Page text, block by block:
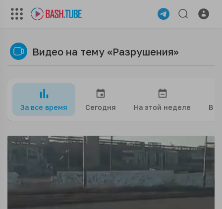
Видео на тему «Разрушения»
За все время Сегодня На этой неделе В